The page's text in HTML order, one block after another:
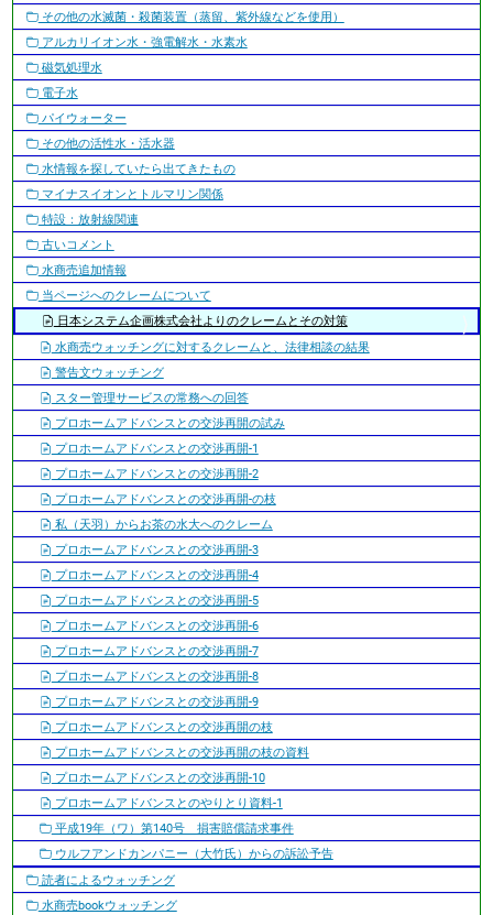
その他の水滅菌・殺菌装置（蒸留、紫外線などを使用）
アルカリイオン水・強電解水・水素水
磁気処理水
電子水
パイウォーター
その他の活性水・活水器
水情報を探していたら出てきたもの
マイナスイオンとトルマリン関係
特設：放射線関連
古いコメント
水商売追加情報
当ページへのクレームについて
日本システム企画株式会社よりのクレームとその対策
水商売ウォッチングに対するクレームと、法律相談の結果
警告文ウォッチング
スター管理サービスの常務への回答
プロホームアドバンスとの交渉再開の試み
プロホームアドバンスとの交渉再開-1
プロホームアドバンスとの交渉再開-2
プロホームアドバンスとの交渉再開-の枝
私（天羽）からお茶の水大へのクレーム
プロホームアドバンスとの交渉再開-3
プロホームアドバンスとの交渉再開-4
プロホームアドバンスとの交渉再開-5
プロホームアドバンスとの交渉再開-6
プロホームアドバンスとの交渉再開-7
プロホームアドバンスとの交渉再開-8
プロホームアドバンスとの交渉再開-9
プロホームアドバンスとの交渉再開の枝
プロホームアドバンスとの交渉再開の枝の資料
プロホームアドバンスとの交渉再開-10
プロホームアドバンスとのやりとり資料-1
平成19年（ワ）第140号 損害賠償請求事件
ウルフアンドカンパニー（大竹氏）からの訴訟予告
読者によるウォッチング
水商売bookウォッチング